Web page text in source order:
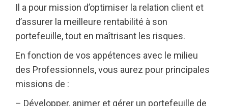
Il a pour mission d’optimiser la relation client et
d’assurer la meilleure rentabilité à son
portefeuille, tout en maîtrisant les risques.
En fonction de vos appétences avec le milieu
des Professionnels, vous aurez pour principales
missions de :
– Développer, animer et gérer un portefeuille de